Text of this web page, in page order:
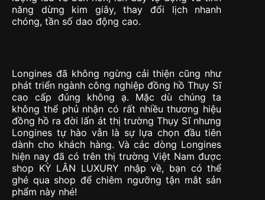
năng dừng kim giây, thay đổi lịch nhanh
chóng, tần số dao động cao.
Longines đã không ngừng cải thiện cũng như
phát triển ngành công nghiệp đồng hồ Thụy Sĩ
cao cấp đúng không ạ. Mặc dù chúng ta
không thể phủ nhận có rất nhiều thương hiệu
đồng hồ ra đời lấn át thị trường Thụy Sĩ nhưng
Longines tự hào vẫn là sự lựa chọn đầu tiên
dành cho khách hàng. Và các dòng Longines
hiện nay đã có trên thị trường Việt Nam được
shop KỲ LÂN LUXURY nhập về, bạn có thể
ghé qua shop để chiêm ngưỡng tận mắt sản
phẩm này nhé!